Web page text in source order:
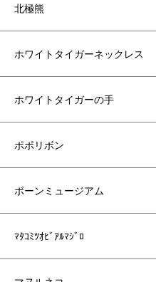
北極熊
ホワイトタイガーネックレス
ホワイトタイガーの手
ポポリボン
ボーンミュージアム
ﾏﾀｺﾐﾂｵﾋﾞｱﾙﾏｼﾞﾛ